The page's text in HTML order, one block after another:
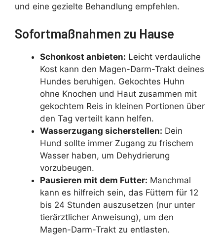
und eine gezielte Behandlung empfehlen.
Sofortmaßnahmen zu Hause
Schonkost anbieten: Leicht verdauliche
Kost kann den Magen-Darm-Trakt deines
Hundes beruhigen. Gekochtes Huhn
ohne Knochen und Haut zusammen mit
gekochtem Reis in kleinen Portionen über
den Tag verteilt kann helfen.
Wasserzugang sicherstellen: Dein
Hund sollte immer Zugang zu frischem
Wasser haben, um Dehydrierung
vorzubeugen.
Pausieren mit dem Futter: Manchmal
kann es hilfreich sein, das Füttern für 12
bis 24 Stunden auszusetzen (nur unter
tierärztlicher Anweisung), um den
Magen-Darm-Trakt zu entlasten.